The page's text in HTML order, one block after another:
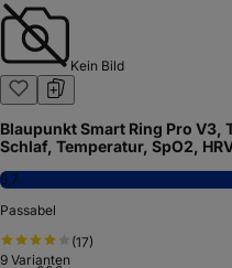
Kein Bild
Blaupunkt Smart Ring Pro
Schlaf, Temperatur, SpO2,
5,7
Passabel
(17)
9 Varianten